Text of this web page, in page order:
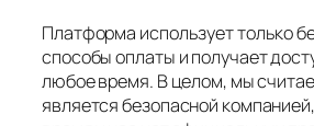
Платформа использует только
способы оплаты и получает
любое время. В целом, мы
является безопасной